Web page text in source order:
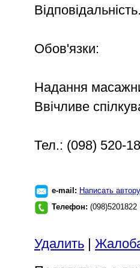
Обов'язки:
Надання
Ввічливе
Тел.: (098) 520-
e-mail: Написать автору
Телефон: (098)5201822
Удалить |